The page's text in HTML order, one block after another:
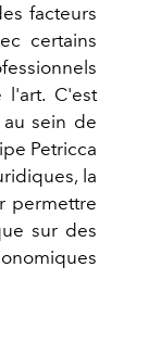
facteurs
certains
l'art. C'est
sein de
Petricca
la
permettre
sur des